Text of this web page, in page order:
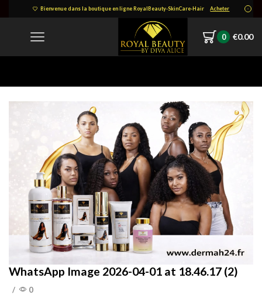
Bienvenue dans la boutique en ligne RoyalBeauty-SkinCare-Hair Acheter
0 €0.00
WhatsApp Image 2026-04-01 at 18.46.17 (2)
/ 0